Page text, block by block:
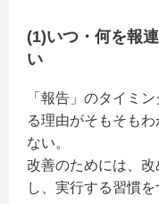
(1)いつ・何を報
い
「報告」のタイミ
る理由がそもそも
ない。
改善のためには、
し、実行する習慣